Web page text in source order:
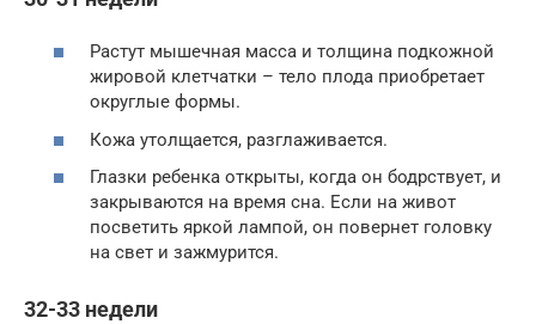
Растут мышечная масса и толщина подкожной
жировой клетчатки – тело плода приобретает
округлые формы.
Кожа утолщается, разглаживается.
Глазки ребенка открыты, когда он бодрствует, и
закрываются на время сна. Если на живот
посветить яркой лампой, он повернет головку
на свет и зажмурится.
32-33 недели